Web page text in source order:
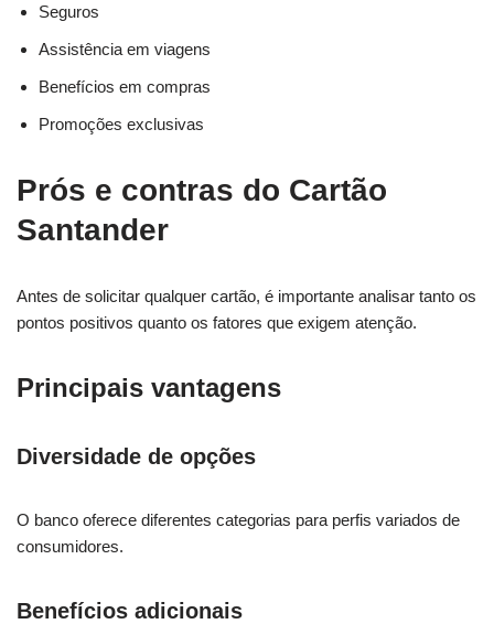
Seguros
Assistência em viagens
Benefícios em compras
Promoções exclusivas
Prós e contras do Cartão
Santander
Antes de solicitar qualquer cartão, é importante analisar tanto os
pontos positivos quanto os fatores que exigem atenção.
Principais vantagens
Diversidade de opções
O banco oferece diferentes categorias para perfis variados de
consumidores.
Benefícios adicionais